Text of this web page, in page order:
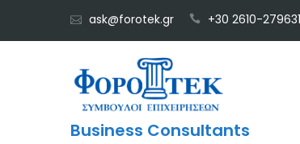
ask@forotek.gr +30 2610-279631
Business Consultants